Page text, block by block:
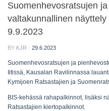
Suomenhevosratsujen
valtakunnallinen
9.9.2023
BY KJR · 29.6.2023
Suomenhevosratsujen ja
Iitissä, Kausalan Ravilinnassa
Kymijoen Ratsastajien ja
BIS-kehässä rahapalkinnot, lisäksi
Ratsastajien kiertopalkinnot.